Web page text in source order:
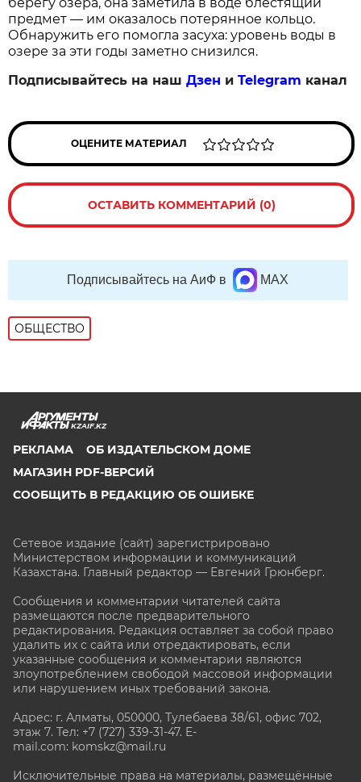
предмет — им оказалось потерянное кольцо.
Обнаружить его помогла засуха: уровень воды в
озере за эти годы заметно снизился.
Подписывайтесь на нашДзен иTelegram канал
ОЦЕНИТЕ МАТЕРИАЛ
ОСТАВИТЬ КОММЕНТАРИЙ (0)
Подписывайтесь на АиФ в MAX
ОБЩЕСТВО
KZAIF.KZ
РЕКЛАМА
ОБ ИЗДАТЕЛЬСКОМ ДОМЕ
МАГАЗИН PDF-ВЕРСИЙ
СООБЩИТЬ В РЕДАКЦИЮ ОБ ОШИБКЕ
Сетевое издание (сайт) зарегистрировано
Министерством информации и коммуникаций
Казахстана. Главный редактор — Евгений Грюнберг.
Сообщения и комментарии читателей сайта
размещаются после предварительного
редактирования. Редакция оставляет за собой право
удалить их с сайта или отредактировать, если
указанные сообщения и комментарии являются
злоупотреблением свободой массовой информации
или нарушением иных требований закона.
Адрес: г. Алматы, 050000, Тулебаева 38/61, офис 702,
этаж 7. Тел: +7 (727) 339-31-47. E-
mail.com: komskz@mail.ru
Исключительные права на материалы, размещённые